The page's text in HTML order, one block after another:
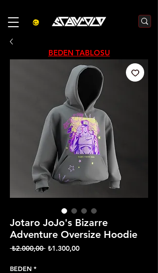
Jotaro JoJo's Bizarre
Adventure Oversize Hoodie
₺2.000,00 Normal
₺1.300,00İndirimli
BEDEN *
BEDEN TABLOSU